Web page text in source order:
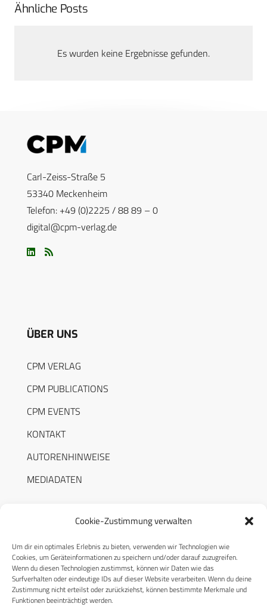
Cookie-Zustimmung verwalten
Um dir ein optimales Erlebnis zu bieten, verwenden wir Technologien wie
Cookies, um Geräteinformationen zu speichern und/oder darauf zuzugreifen.
Wenn du diesen Technologien zustimmst, können wir Daten wie das
Surfverhalten oder eindeutige IDs auf dieser Website verarbeiten. Wenn du deine
Zustimmung nicht erteilst oder zurückziehst, können bestimmte Merkmale und
Funktionen beeinträchtigt werden.
Ähnliche Posts
Es wurden keine Ergebnisse gefunden.
Carl-Zeiss-Straße 5
53340 Meckenheim
Telefon: +49 (0)2225 / 88 89 – 0
digital@cpm-verlag.de
ÜBER UNS
CPM VERLAG
CPM PUBLICATIONS
CPM EVENTS
KONTAKT
AUTORENHINWEISE
MEDIADATEN
RECHTLICHES
Datenschutzerklärung
Cookie-Richtlinie (EU)